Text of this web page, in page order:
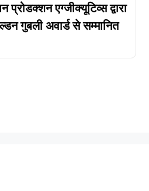
प्रोडक्शन एग्जीक्यूटिव्स द्वारा
गुबली अवार्ड से सम्मानित